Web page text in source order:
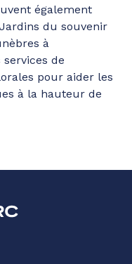
également
du souvenir
à
services de
pour aider les
à la hauteur de